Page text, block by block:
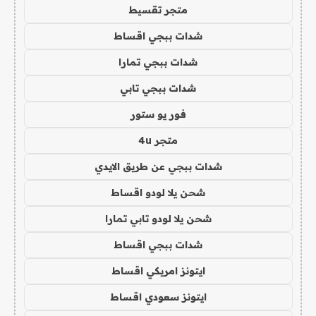
متجر تقسيط
شدات ببجي اقساط
شدات ببجي تمارا
شدات ببجي تابي
فور يو ستور
متجر 4u
شدات ببجي عن طريق الايدي
شحن يلا لودو اقساط
شحن يلا لودو تابي تمارا
شدات ببجي اقساط
ايتونز امريكي اقساط
ايتونز سعودي اقساط